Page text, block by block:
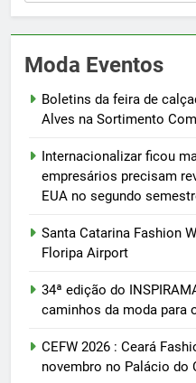
Moda Eventos
Boletins da feira de
Alves na Sortimento
Internacionalizar ficou
empresários precisam
EUA no segundo
Santa Catarina Fashion
Floripa Airport
34ª edição do
caminhos da moda para
CEFW 2026 : Ceará
novembro no Palácio do